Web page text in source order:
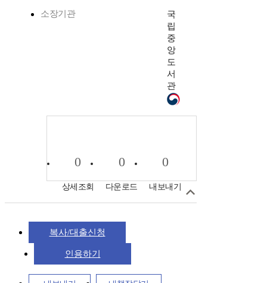
소장기관
국
립
중
앙
도
서
관
0
상세조회
0
다운로드
0
내보내기
복사/대출신청
인용하기